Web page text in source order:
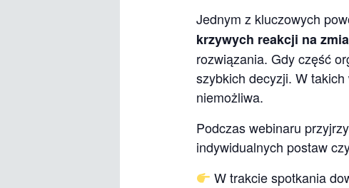
Jednym z kluczowych
krzywych reakcji na
rozwiązania. Gdy część
szybkich decyzji. W
niemożliwa.
Podczas webinaru
indywidualnych postaw
W trakcie spotkania